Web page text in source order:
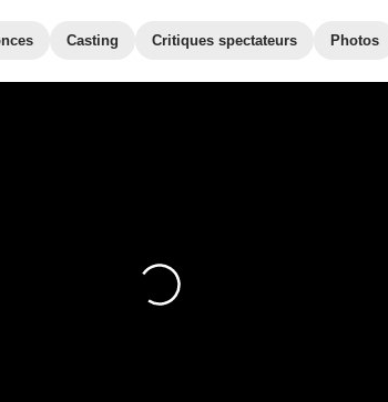
Casting Critiques spectateurs Photos